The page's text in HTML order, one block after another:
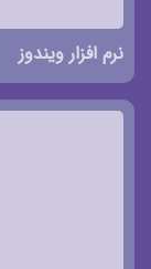
نرم افزار ویندوز